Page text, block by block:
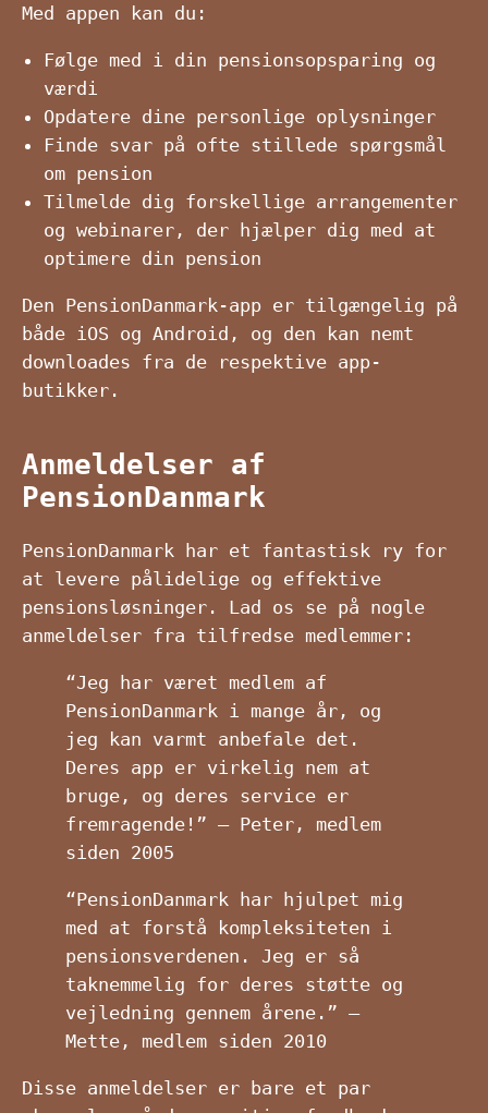
Med appen kan du:
Følge med i din pensionsopsparing og
værdi
Opdatere dine personlige oplysninger
Finde svar på ofte stillede spørgsmål
om pension
Tilmelde dig forskellige arrangementer
og webinarer, der hjælper dig med at
optimere din pension
Den PensionDanmark-app er tilgængelig på
både iOS og Android, og den kan nemt
downloades fra de respektive app-
butikker.
Anmeldelser af
PensionDanmark
PensionDanmark har et fantastisk ry for
at levere pålidelige og effektive
pensionsløsninger. Lad os se på nogle
anmeldelser fra tilfredse medlemmer:
“Jeg har været medlem af
PensionDanmark i mange år, og
jeg kan varmt anbefale det.
Deres app er virkelig nem at
bruge, og deres service er
fremragende!” – Peter, medlem
siden 2005
“PensionDanmark har hjulpet mig
med at forstå kompleksiteten i
pensionsverdenen. Jeg er så
taknemmelig for deres støtte og
vejledning gennem årene.” –
Mette, medlem siden 2010
Disse anmeldelser er bare et par